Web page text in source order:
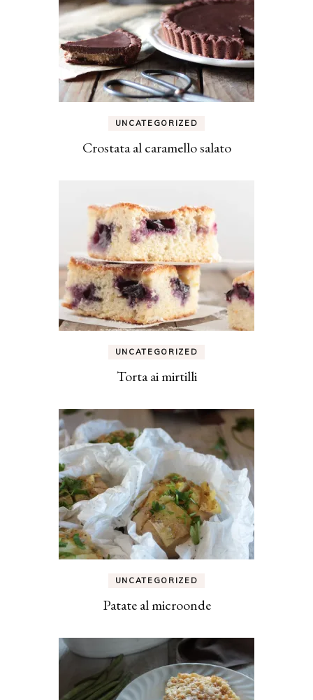
UNCATEGORIZED
Crostata al caramello salato
UNCATEGORIZED
Torta ai mirtilli
UNCATEGORIZED
Patate al microonde